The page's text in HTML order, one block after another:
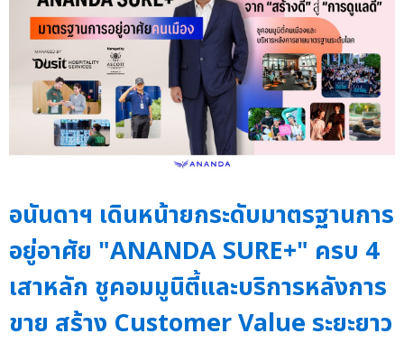
อนันดาฯ เดินหน้ายกระดับมาตรฐานการ
อยู่อาศัย "ANANDA SURE+" ครบ 4
เสาหลัก ชูคอมมูนิตี้และบริการหลังการ
ขาย สร้าง Customer Value ระยะยาว